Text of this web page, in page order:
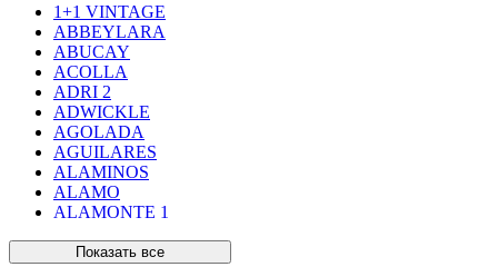
1+1 VINTAGE
ABBEYLARA
ABUCAY
ACOLLA
ADRI 2
ADWICKLE
AGOLADA
AGUILARES
ALAMINOS
ALAMO
ALAMONTE 1
ALBARACCIN
Показать все